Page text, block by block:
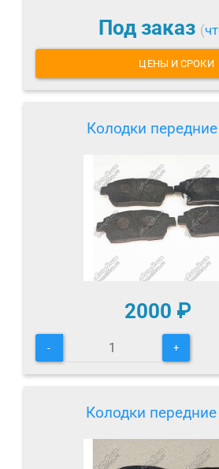
Под заказ (
ЦЕНЫ И СРОКИ
Колодки передние
2000 ₽
- +
Колодки передние